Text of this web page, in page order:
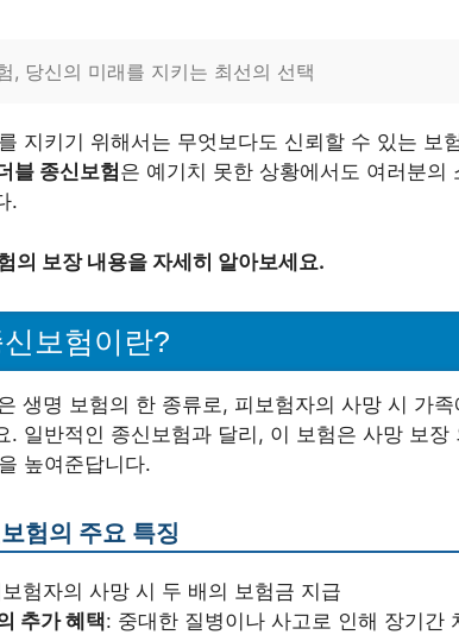
, 당신의 미래를 지키는 최선의 선택
지키기 위해서는 무엇보다도 신뢰할 수 있는 보
블 종신보험은 예기치 못한 상황에서도 여러분의
.
의 보장 내용을 자세히 알아보세요.
보험이란?
생명 보험의 한 종류로, 피보험자의 사망 시 가
. 일반적인 종신보험과 달리, 이 보험은 사망 보장
높여준답니다.
험의 주요 특징
험자의 사망 시 두 배의 보험금 지급
추가 혜택: 중대한 질병이나 사고로 인해 장기간